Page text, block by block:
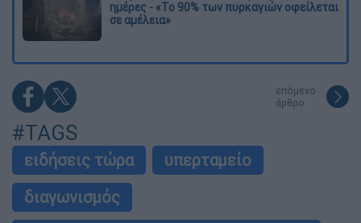
ημέρες - «Το 90% των πυρκαγιών οφείλεται
σε αμέλεια»
επόμενο
άρθρο
#TAGS
ειδήσεις τώρα
υπερταμείο
διαγωνισμός